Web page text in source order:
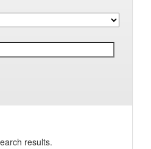
results.